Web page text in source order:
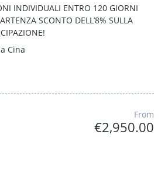
INDIVIDUALI ENTRO 120 GIORNI
SCONTO DELL’8% SULLA
Cina
From
€2,950.00